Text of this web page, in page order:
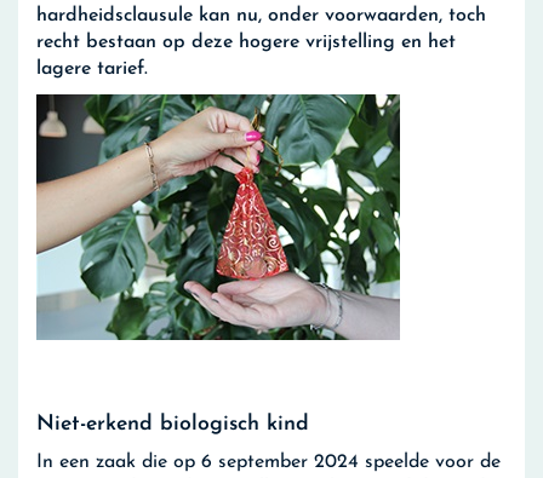
hardheidsclausule kan nu, onder voorwaarden, toch
recht bestaan op deze hogere vrijstelling en het
lagere tarief.
Niet-erkend biologisch kind
In een zaak die op 6 september 2024 speelde voor de